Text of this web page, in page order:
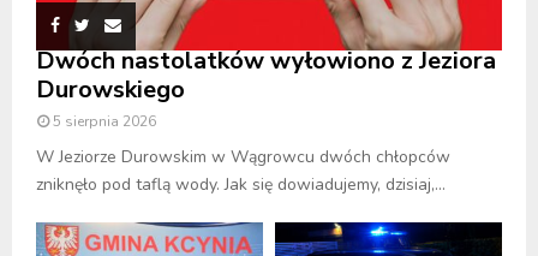
Dwóch nastolatków wyłowiono z Jeziora
Durowskiego
5 sierpnia 2026
W Jeziorze Durowskim w Wągrowcu dwóch chłopców
zniknęło pod taflą wody. Jak się dowiadujemy, dzisiaj,...